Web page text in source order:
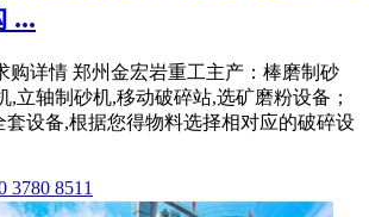
...
购详情 郑州金宏岩重工主产：棒磨制砂
,立轴制砂机,移动破碎站,选矿磨粉设备；
套设备,根据您得物料选择相对应的破碎设
3780 8511